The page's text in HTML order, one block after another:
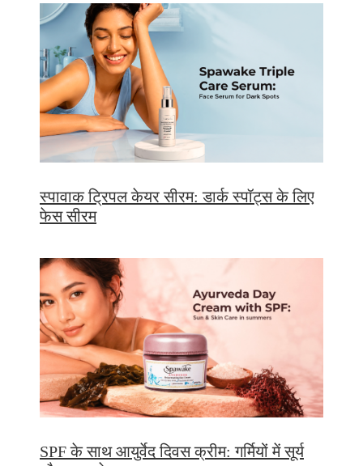
स्पावाक ट्रिपल केयर सीरम: डार्क स्पॉट्स के लिए
फेस सीरम
SPF के साथ आयुर्वेद दिवस क्रीम: गर्मियों में सूर्य